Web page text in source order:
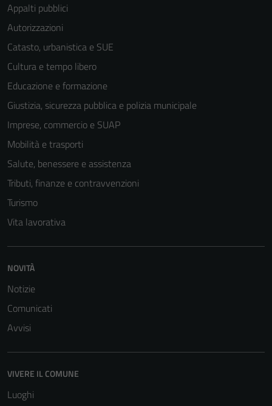
Appalti pubblici
Autorizzazioni
Catasto, urbanistica e SUE
Cultura e tempo libero
Educazione e formazione
Giustizia, sicurezza pubblica e polizia municipale
Imprese, commercio e SUAP
Mobilità e trasporti
Salute, benessere e assistenza
Tributi, finanze e contravvenzioni
Turismo
Vita lavorativa
NOVITÀ
Notizie
Comunicati
Avvisi
VIVERE IL COMUNE
Luoghi
personali.